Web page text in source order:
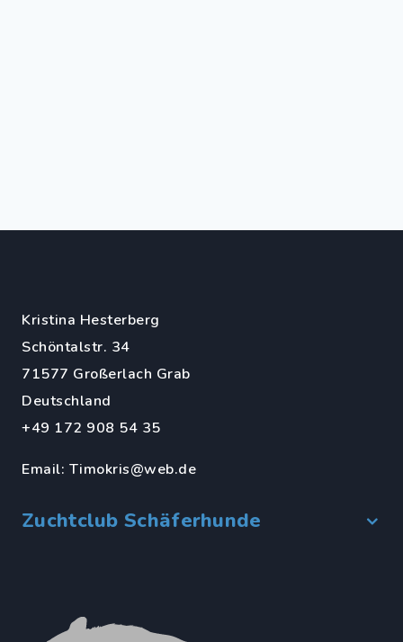
Kristina Hesterberg
Schöntalstr. 34
71577 Großerlach Grab
Deutschland
+49 172 908 54 35
Email: Timokris@web.de
Zuchtclub Schäferhunde